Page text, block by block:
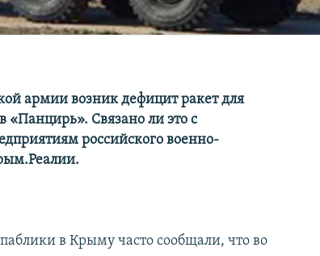
армии возник дефицит ракет для
Связано ли это с
российского военно-
в Крыму часто сообщали, что во